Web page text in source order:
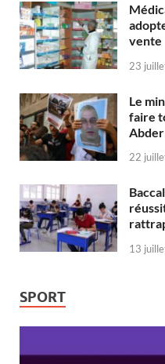
vente
23
Le
faire
22
13
SPORT